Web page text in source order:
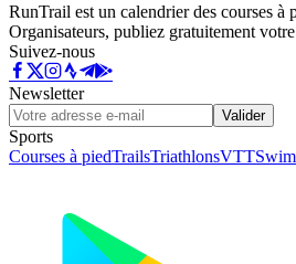
RunTrail est un calendrier des courses
Organisateurs, publiez gratuitement
Suivez-nous
Newsletter
Valider
Sports
Courses à piedTrailsTriathlonsVTT